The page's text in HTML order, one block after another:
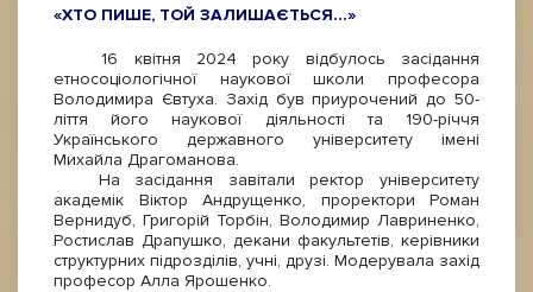
«ХТО ПИШЕ, ТОЙ ЗАЛИШАЄТЬСЯ…»
16 квітня 2024 року відбулось засідання
етносоціологічної наукової школи професора
Володимира Євтуха. Захід був приурочений до 50-
ліття його наукової діяльності та 190-річчя
Українського державного університету імені
Михайла Драгоманова.
На засідання завітали ректор університету
академік Віктор Андрущенко, проректори Роман
Вернидуб, Григорій Торбін, Володимир Лавриненко,
Ростислав Драпушко, декани факультетів, керівники
структурних підрозділів, учні, друзі. Модерувала захід
професор Алла Ярошенко.